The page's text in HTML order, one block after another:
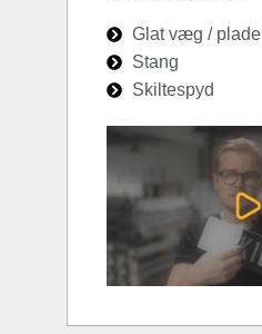
Glat væg / plade
Stang
Skiltespyd